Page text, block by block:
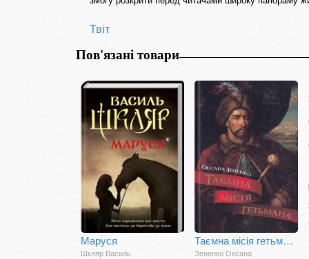
Твіт
Пов'язані товари
Маруся
Шкляр Василь
Таємна місія гетьмана
Зененко Оксана